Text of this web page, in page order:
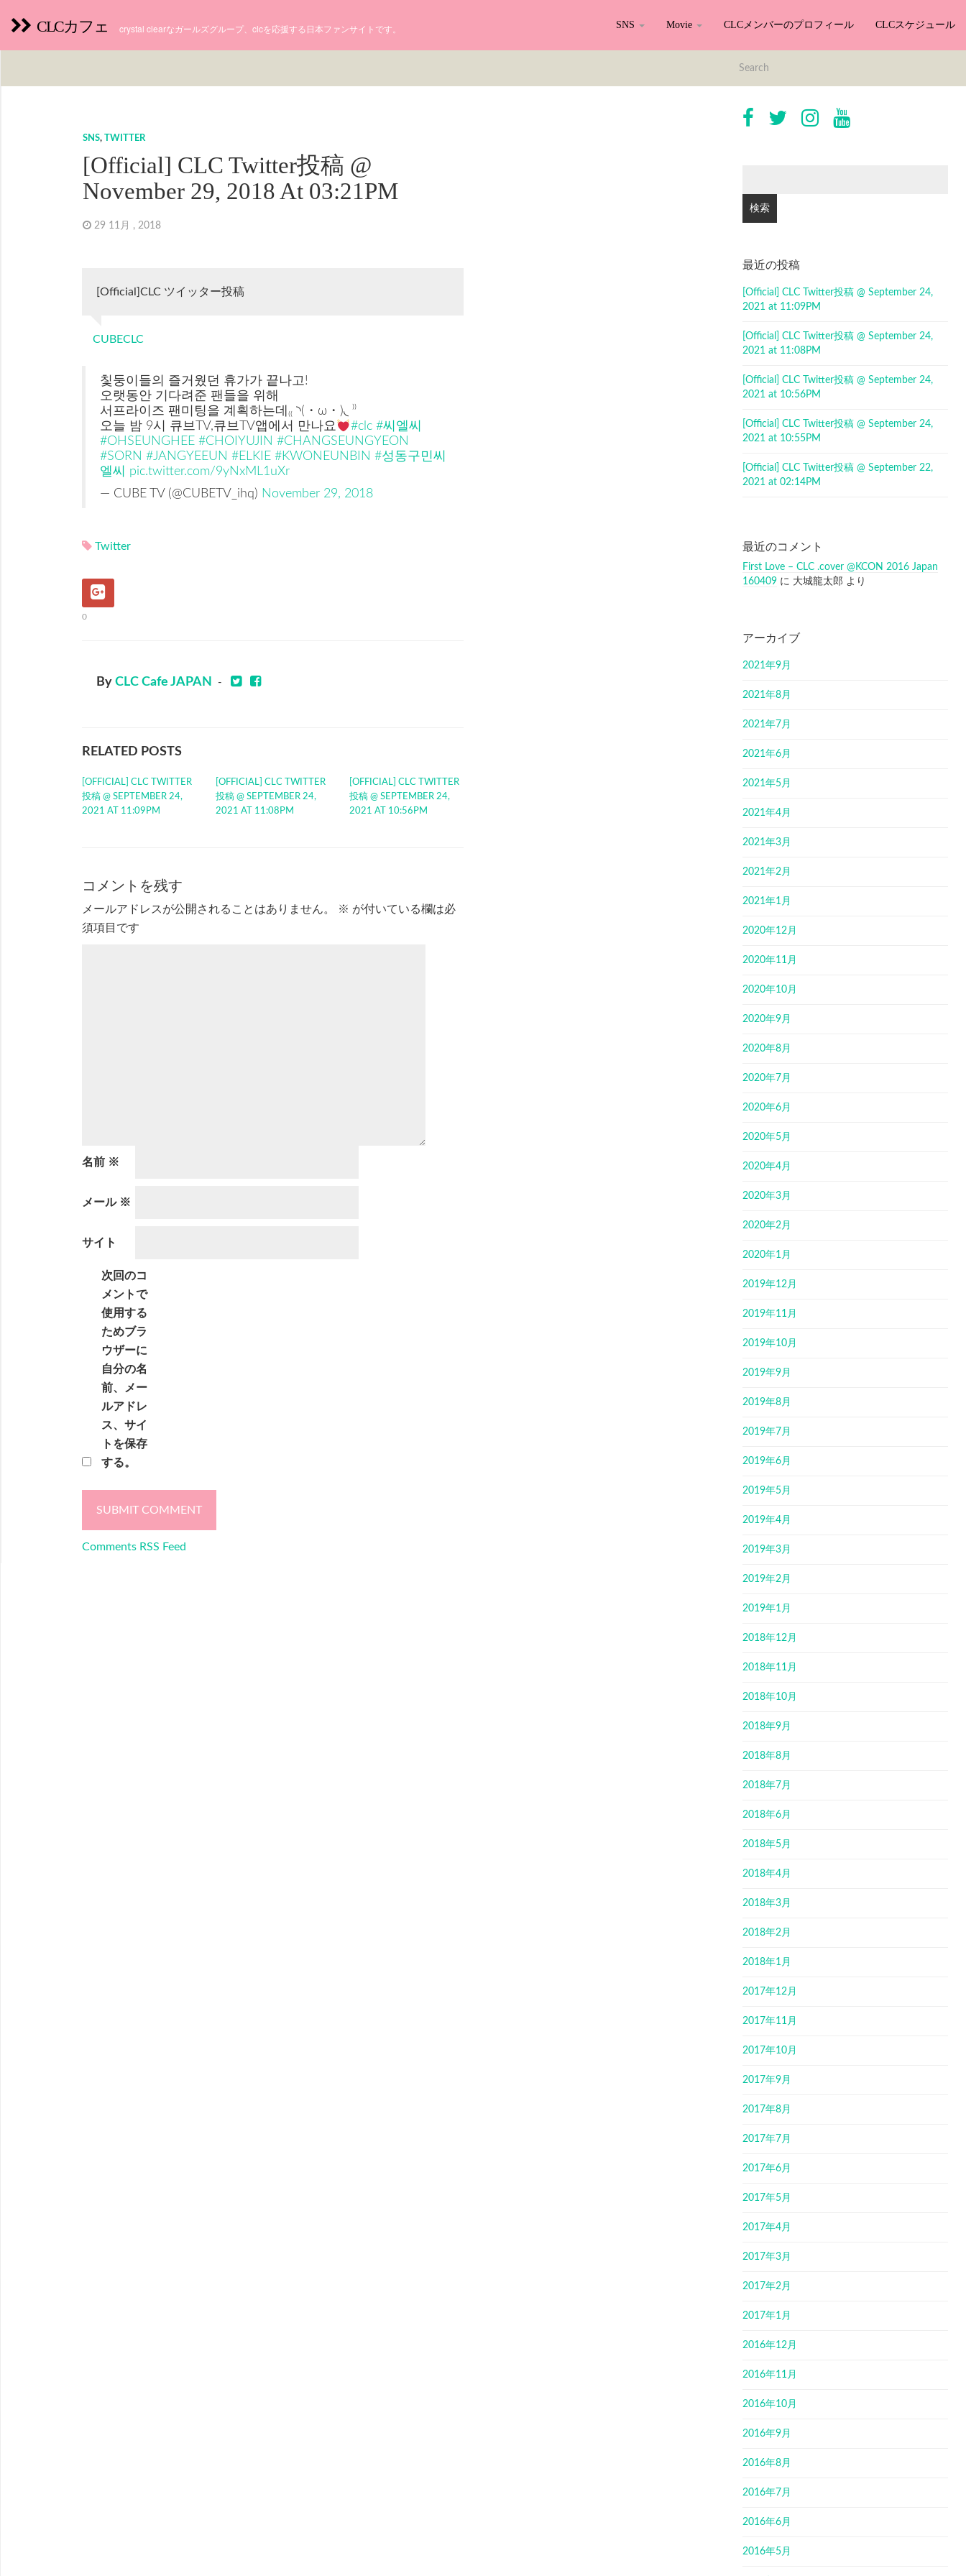
CLCカフェ crystal clearなガールズグループ、clcを応援する日本ファンサイトです。 SNS Movie CLCメンバーのプロフィール CLCスケジュール
SNS,TWITTER
[Official] CLC Twitter投稿 @
November 29, 2018 At 03:21PM
29 11月 , 2018
[Official]CLC ツイッター投稿
CUBECLC
칯둥이들의 즐거웠던 휴가가 끝나고!
오랫동안 기다려준 팬들을 위해
서프라이즈 팬미팅을 계획하는데₍₍ ◝(・ω・)◟ ⁾⁾
오늘 밤 9시 큐브TV,큐브TV앱에서 만나요
#clc #씨엘씨
#OHSEUNGHEE #CHOIYUJIN #CHANGSEUNGYEON
#SORN #JANGYEEUN #ELKIE #KWONEUNBIN #성동구민씨
엘씨
pic.twitter.com/9yNxML1uXr
— CUBE TV (@CUBETV_ihq) November 29, 2018
Twitter
0
By CLC Cafe JAPAN -
RELATED POSTS
[OFFICIAL] CLC TWITTER
投稿 @ SEPTEMBER 24,
2021 AT 11:09PM
[OFFICIAL] CLC TWITTER
投稿 @ SEPTEMBER 24,
2021 AT 11:08PM
[OFFICIAL] CLC TWITTER
投稿 @ SEPTEMBER 24,
2021 AT 10:56PM
コメントを残す
メールアドレスが公開されることはありません。 ※ が付いている欄は必
須項目です
名前 ※
メール ※
サイト
次回のコ
メントで
使用する
ためブラ
ウザーに
自分の名
前、メー
ルアドレ
ス、サイ
トを保存
する。
Comments RSS Feed
最近の投稿
[Official] CLC Twitter投稿 @ September 24,
2021 at 11:09PM
[Official] CLC Twitter投稿 @ September 24,
2021 at 11:08PM
[Official] CLC Twitter投稿 @ September 24,
2021 at 10:56PM
[Official] CLC Twitter投稿 @ September 24,
2021 at 10:55PM
[Official] CLC Twitter投稿 @ September 22,
2021 at 02:14PM
最近のコメント
First Love – CLC .cover @KCON 2016 Japan
160409 に 大城龍太郎 より
アーカイブ
2021年9月
2021年8月
2021年7月
2021年6月
2021年5月
2021年4月
2021年3月
2021年2月
2021年1月
2020年12月
2020年11月
2020年10月
2020年9月
2020年8月
2020年7月
2020年6月
2020年5月
2020年4月
2020年3月
2020年2月
2020年1月
2019年12月
2019年11月
2019年10月
2019年9月
2019年8月
2019年7月
2019年6月
2019年5月
2019年4月
2019年3月
2019年2月
2019年1月
2018年12月
2018年11月
2018年10月
2018年9月
2018年8月
2018年7月
2018年6月
2018年5月
2018年4月
2018年3月
2018年2月
2018年1月
2017年12月
2017年11月
2017年10月
2017年9月
2017年8月
2017年7月
2017年6月
2017年5月
2017年4月
2017年3月
2017年2月
2017年1月
2016年12月
2016年11月
2016年10月
2016年9月
2016年8月
2016年7月
2016年6月
2016年5月